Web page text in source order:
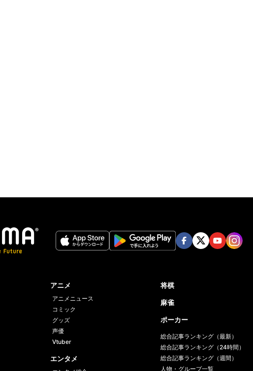
アニメ
アニメニュース
コミック
グッズ
声優
Vtuber
エンタメ
将棋
麻雀
ポーカー
総合記事ランキング（最新）
総合記事ランキング（24時間）
総合記事ランキング（週間）
人物・グループ一覧